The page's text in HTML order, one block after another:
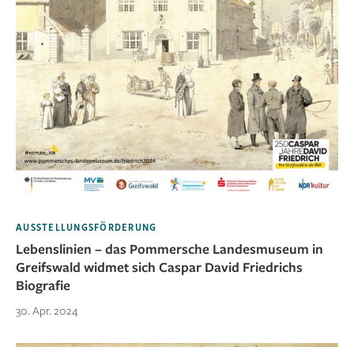
AUSSTELLUNGSFÖRDERUNG
Lebenslinien – das Pommersche Landesmuseum in
Greifswald widmet sich Caspar David Friedrichs
Biografie
30. Apr. 2024